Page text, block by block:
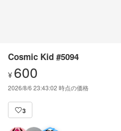
Cosmic Kid #5094
¥ 600
2026/8/6 23:43:02 時点の価格
3